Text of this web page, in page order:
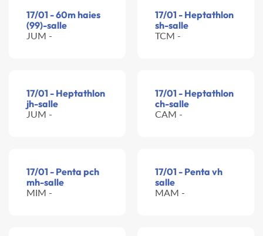
17/01 - 60m haies
(99)-salle
JUM -
17/01 - Heptathlon
sh-salle
TCM -
17/01 - Heptathlon
jh-salle
JUM -
17/01 - Heptathlon
ch-salle
CAM -
17/01 - Penta pch
mh-salle
MIM -
17/01 - Penta vh
salle
MAM -